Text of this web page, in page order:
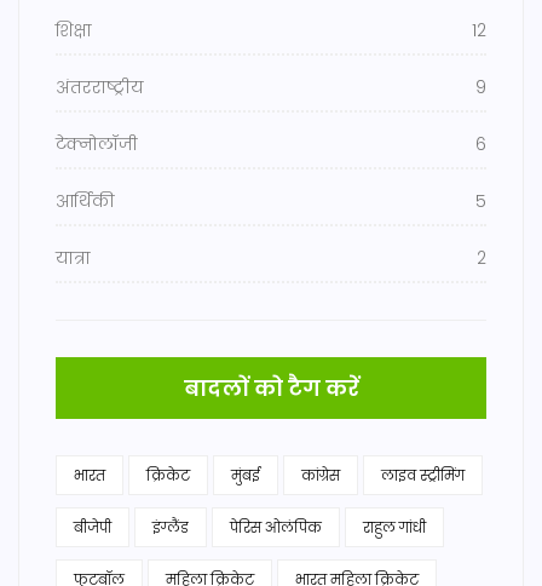
शिक्षा 12
अंतरराष्ट्रीय 9
टेक्नोलॉजी 6
आर्थिकी 5
यात्रा 2
बादलों को टैग करें
भारत क्रिकेट मुंबई कांग्रेस लाइव स्ट्रीमिंग
बीजेपी इंग्लैंड पेरिस ओलंपिक राहुल गांधी
फुटबॉल महिला क्रिकेट भारत महिला क्रिकेट